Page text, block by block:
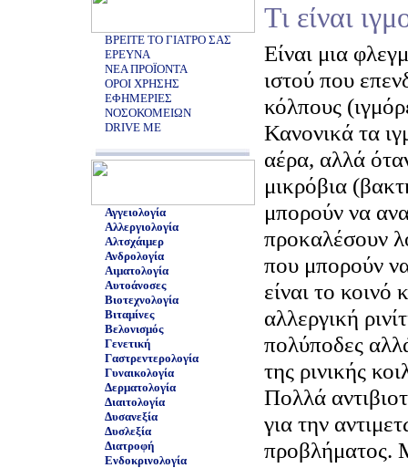
ΒΡΕΙΤΕ ΤΟ ΓΙΑΤΡΟ ΣΑΣ
ΕΡΕΥΝΑ
ΝΕΑ ΠΡΟΪΟΝΤΑ
ΟΡΟΙ ΧΡΗΣΗΣ
ΕΦΗΜΕΡΙΕΣ
ΝΟΣΟΚΟΜΕΙΩΝ
DRIVE ME
Αγγειολογία
Αλλεργιολογία
Αλτσχάιμερ
Ανδρολογία
Αιματολογία
Αυτοάνοσες
Βιοτεχνολογία
Βιταμίνες
Βελονισμός
Γενετική
Γαστρεντερολογία
Γυναικολογία
Δερματολογία
Διαιτολογία
Δυσανεξία
Δυσλεξία
Διατροφή
Ενδοκρινολογία
Τι είναι
Είναι μια
ιστού που
κόλπους
Κανονικά τα
αέρα, αλλά
μικρόβια
μπορούν να
προκαλέσουν
που μπορούν
είναι το
αλλεργική
πολύποδες
της ρινικής
Πολλά
για την
προβλήματος.